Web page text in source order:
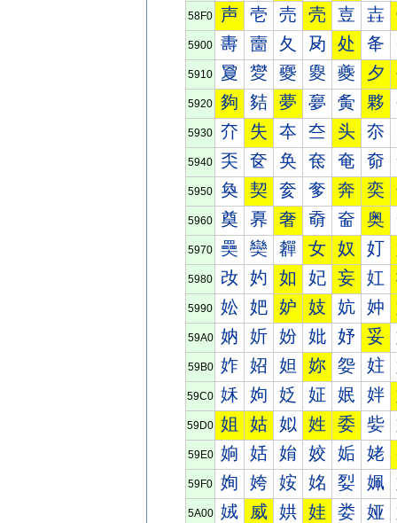
58F0 声 壱 売 壳 壴 壵
5900 夀 夁 夂 夃 处 夅
5910 夐 夑 夒 夓 夔 夕
5920 夠 夡 夢 夣 夤 夥
5930 夰 失 夲 夳 头 夵
5940 奀 奁 奂 奃 奄 奅
5950 奐 契 奒 奓 奔 奕
5960 奠 奡 奢 奣 奤 奥
5970 奰 奱 奲 女 奴 奵
5980 妀 妁 如 妃 妄 妅
5990 妐 妑 妒 妓 妔 妕
59A0 妠 妡 妢 妣 妤 妥
59B0 妰 妱 妲 妳 妴 妵
59C0 姀 姁 姂 姃 姄 姅
59D0 姐 姑 姒 姓 委 姕
59E0 姠 姡 姢 姣 姤 姥
59F0 姰 姱 姲 姳 姴 姵
5A00 娀 威 娂 娃 娄 娅